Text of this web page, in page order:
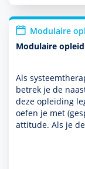
Modulaire
Modulaire
Als
betrek je de
deze opleiding
oefen je met
attitude. Als je